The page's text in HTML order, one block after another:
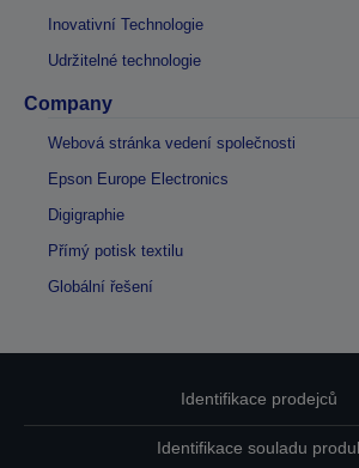
Inovativní Technologie
Udržitelné technologie
Company
Webová stránka vedení společnosti
Epson Europe Electronics
Digigraphie
Přímý potisk textilu
Globální řešení
Identifikace prodejců
Identifikace souladu